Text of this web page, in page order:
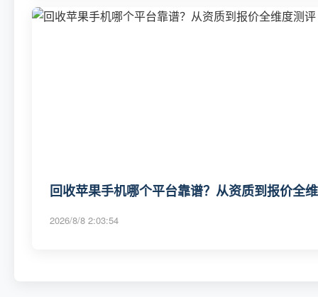
回收苹果手机哪个平台靠谱？从资质到报价全
2026/8/8 2:03:54